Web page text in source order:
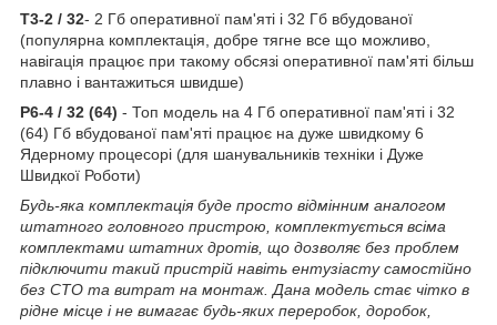
Т3-2 / 32- 2 Гб оперативної пам'яті і 32 Гб вбудованої
(популярна комплектація, добре тягне все що можливо,
навігація працює при такому обсязі оперативної пам'яті більш
плавно і вантажиться швидше)
Р6-4 / 32 (64) - Топ модель на 4 Гб оперативної пам'яті і 32
(64) Гб вбудованої пам'яті працює на дуже швидкому 6
Ядерному процесорі (для шанувальників техніки і Дуже
Швидкої Роботи)
Будь-яка комплектація буде просто відмінним аналогом
штатного головного пристрою, комплектується всіма
комплектами штатних дротів, що дозволяє без проблем
підключити такий пристрій навіть ентузіасту самостійно
без СТО та витрат на монтаж. Дана модель стає чітко в
рідне місце і не вимагає будь-яких переробок, доробок,